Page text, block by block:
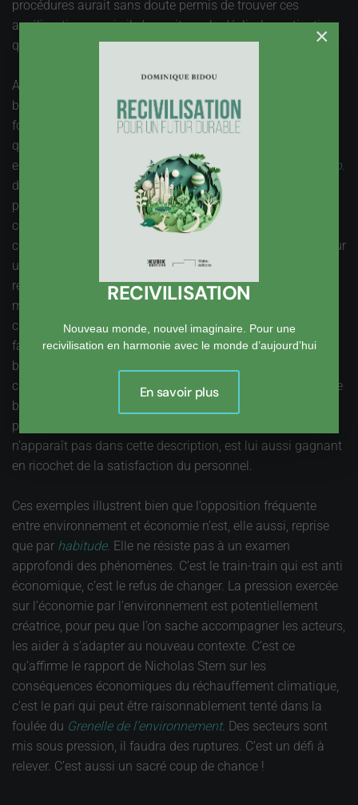
procédures aurait sans doute permis de trouver ces
améliorations, mais il n’y avait pas le déclic, la motivation
qui a conduit à ce résultat.
Autre exemple avec la haute qualité environnementale
bâtiments (HQE). La première étape consiste à bien
formuler la demande. De quoi a-t-on besoin ? Cette
question, bien simple, est le plus souvent escamotée, tant
elle parait triviale. On fait comme d’habitude,
comme d’hab.
dirait-on pour être moderne. Bouygues Télécom se l’ai
posée, cette question, pour un centre de relations client
conçu avec la démarche HQE. Résultat ? Un gain
considérable de Surface, de l’ordre de 40%, en travaillant sur
une meilleurs utilisation de certains locaux (salles de
réunion, de formation, restaurant), une réflexion sur le
mobilier et le rangement, une analyse plus fine des
circulations. Là encore, c’est l’environnement qui a été le
facteur déclencheur de ce qui aurait dû n’être que de la
bonne gestion. Ajoutez à cela les améliorations dans le
cadre de Travail offert aux agents, et vous admettrez que le
bilan est encourageant pour tout le monde : entreprise,
personnel, et planète. Je suis prêt à parier que le client, qui
n’apparaît pas dans cette description, est lui aussi gagnant
en ricochet de la satisfaction du personnel.
Ces exemples illustrent bien que l’opposition fréquente
entre environnement et économie n’est, elle aussi, reprise
que par habitude. Elle ne résiste pas à un examen
approfondi des phénomènes. C’est le train-train qui est anti
économique, c’est le refus de changer. La pression exercée
sur l’économie par l’environnement est potentiellement
créatrice, pour peu que l’on sache accompagner les acteurs,
les aider à s’adapter au nouveau contexte. C’est ce
qu’affirme le rapport de Nicholas Stern sur les
conséquences économiques du réchauffement climatique,
c’est le pari qui peut être raisonnablement tenté dans la
foulée du Grenelle de l’environnement. Des secteurs sont
mis sous pression, il faudra des ruptures. C’est un défi à
relever. C’est aussi un sacré coup de chance !
×
RECIVILISATION
Nouveau monde, nouvel imaginaire. Pour une
recivilisation en harmonie avec le monde d’aujourd’hui
En savoir plus